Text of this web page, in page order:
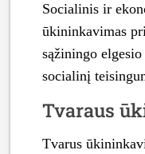
Socialinis ir
ūkininkavimas
sąžiningo
socialinį
Tvaraus
Tvarus